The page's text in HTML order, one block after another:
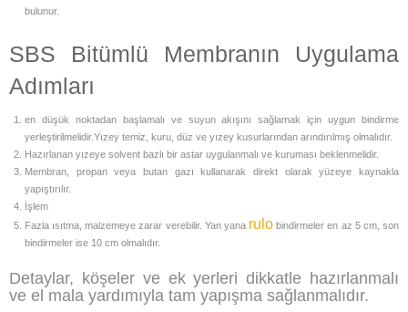
bulunur.
SBS Bitümlü Membranın Uygulama
Adımları
en düşük noktadan başlamalı ve suyun akışını sağlamak için uygun bindirme
yerleştirilmelidir.Yızey temiz, kuru, düz ve yızey kusurlarından arındırılmış olmalıdır.
Hazırlanan yızeye solvent bazlı bir astar uygulanmalı ve kuruması beklenmelidir.
Membran, propan veya butan gazı kullanarak direkt olarak yüzeye kaynakla
yapıştırılır.
İşlem
Fazla ısıtma, malzemeye zarar verebilir. Yan yana rulo bindirmeler en az 5 cm, son
bindirmeler ise 10 cm olmalıdır.
Detaylar, köşeler ve ek yerleri dikkatle hazırlanmalı
ve el mala yardımıyla tam yapışma sağlanmalıdır.